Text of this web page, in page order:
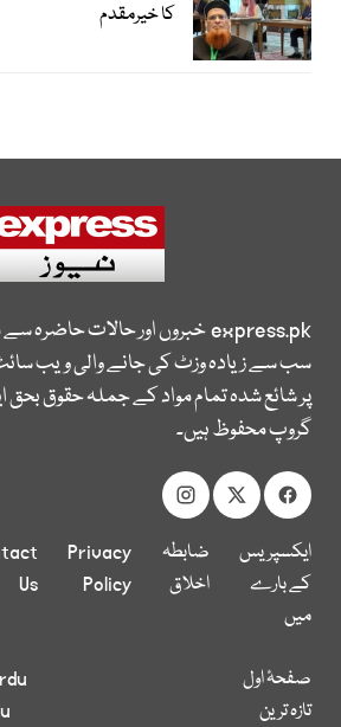
کا خیرمقدم
express.pkخبروں اور حالات حاضرہ
سب سے زیادہ وزٹ کی جانے والی ویب
پر شائع شدہ تمام مواد کے جملہ حقوق
گروپ محفوظ ہیں۔
ایکسپریس
کے بارے
میں
ضابطہ
اخلاق
Privacy
Policy
Us
صفحۂ اول
تازہ ترین